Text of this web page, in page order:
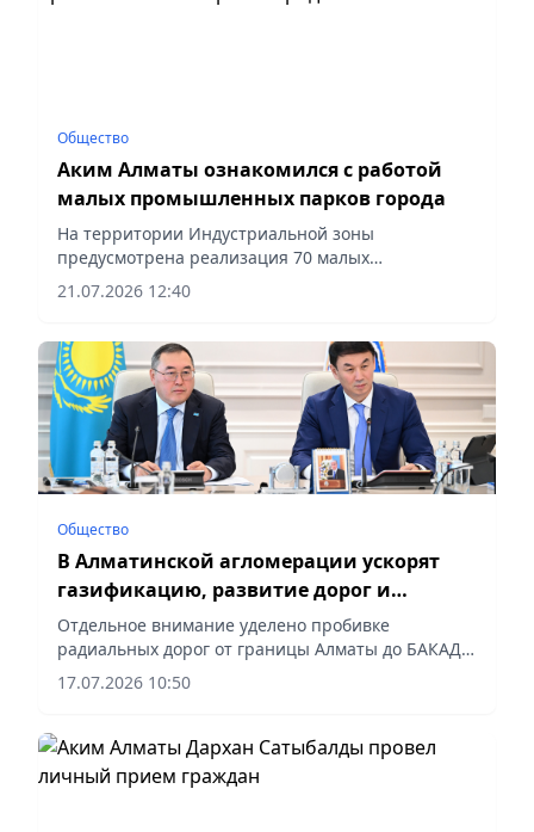
Общество
Аким Алматы ознакомился с работой
малых промышленных парков города
На территории Индустриальной зоны
предусмотрена реализация 70 малых
промышленных парков, сообщает vapress.kz.
21.07.2026 12:40
Общество
В Алматинской агломерации ускорят
газификацию, развитие дорог и
строительство школ
Отдельное внимание уделено пробивке
радиальных дорог от границы Алматы до БАКАД,
сообщает vapress.kz
17.07.2026 10:50